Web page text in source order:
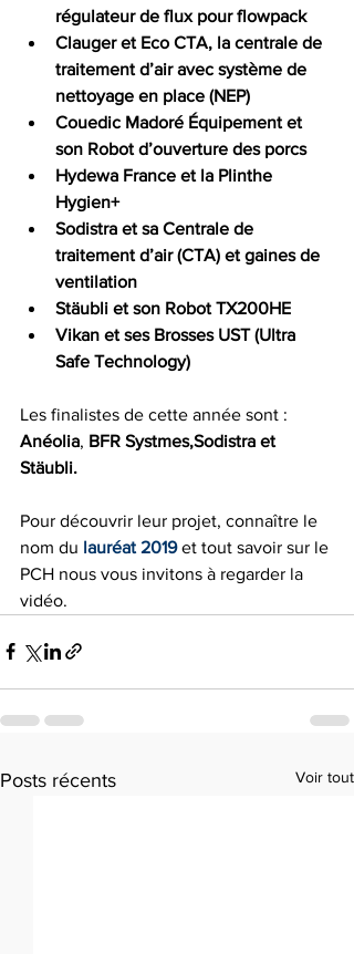
régulateur de flux pour flowpack
Clauger et Eco CTA, la centrale de
traitement d’air avec système de
nettoyage en place (NEP)
Couedic Madoré Équipement et
son Robot d’ouverture des porcs
Hydewa France et la Plinthe
Hygien+
Sodistra et sa Centrale de
traitement d’air (CTA) et gaines de
ventilation
Stäubli et son Robot TX200HE
Vikan et ses Brosses UST (Ultra
Safe Technology)
Les finalistes de cette année sont :
Anéolia, BFR Systmes,Sodistra et
Stäubli.
Pour découvrir leur projet, connaître le
nom du lauréat 2019 et tout savoir sur le
PCH nous vous invitons à regarder la
vidéo.
Posts récents Voir tout